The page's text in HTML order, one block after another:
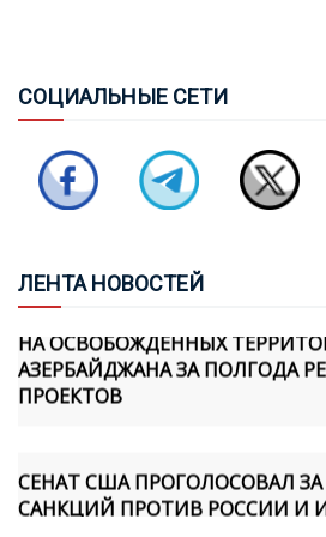
СОЦИАЛЬНЫЕ СЕТИ
ЛЕНТА НОВОСТЕЙ
ОБСУДИЛИ TRIPP И
ПРОЦЕССА
АРЬЕ ЛАЙТСТОУН: США
НА ОСВОБОЖДЕННЫХ
АЗЕРБАЙДЖАНА ЗА ПОЛГОДА
ПРОЕКТОВ
САНКЦИЙ ПРОТИВ РОССИИ И